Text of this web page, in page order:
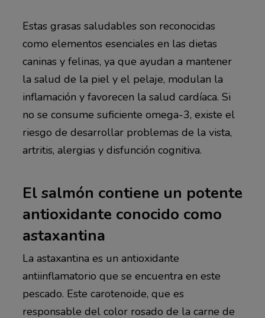
Estas grasas saludables son reconocidas
como elementos esenciales en las dietas
caninas y felinas, ya que ayudan a mantener
la salud de la piel y el pelaje, modulan la
inflamación y favorecen la salud cardíaca. Si
no se consume suficiente omega-3, existe el
riesgo de desarrollar problemas de la vista,
artritis, alergias y disfunción cognitiva.
El salmón contiene un potente
antioxidante conocido como
astaxantina
La astaxantina es un antioxidante
antiinflamatorio que se encuentra en este
pescado. Este carotenoide, que es
responsable del color rosado de la carne de